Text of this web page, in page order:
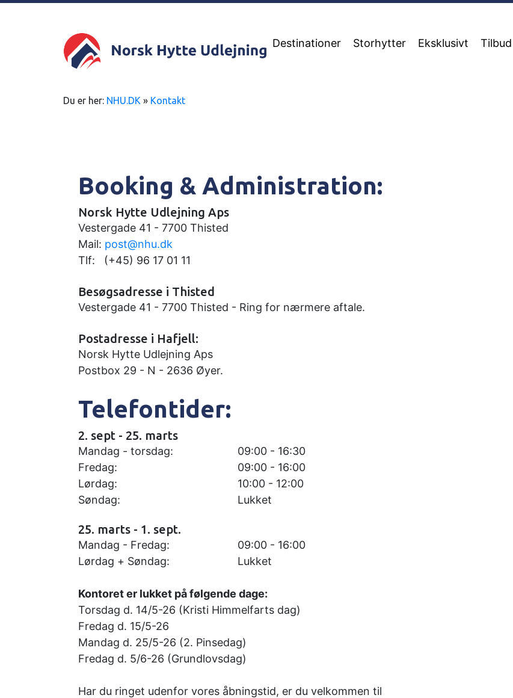
Destinationer Storhytter Eksklusivt Tilbud
Du er her: NHU.DK » Kontakt
Booking & Administration:
Norsk Hytte Udlejning Aps
Vestergade 41 - 7700 Thisted
Mail: post@nhu.dk
Tlf: (+45) 96 17 01 11
Besøgsadresse i Thisted
Vestergade 41 - 7700 Thisted - Ring for nærmere aftale.
Postadresse i Hafjell:
Norsk Hytte Udlejning Aps
Postbox 29 - N - 2636 Øyer.
Telefontider:
2. sept - 25. marts
Mandag - torsdag:
09:00 - 16:30
Fredag:
09:00 - 16:00
Lørdag:
10:00 - 12:00
Søndag:
Lukket
25. marts - 1. sept.
Mandag - Fredag:
09:00 - 16:00
Lørdag + Søndag: Lukket
Kontoret er lukket på følgende dage:
Torsdag d. 14/5-26 (Kristi Himmelfarts dag)
Fredag d. 15/5-26
Mandag d. 25/5-26 (2. Pinsedag)
Fredag d. 5/6-26 (Grundlovsdag)
Har du ringet udenfor vores åbningstid, er du velkommen til